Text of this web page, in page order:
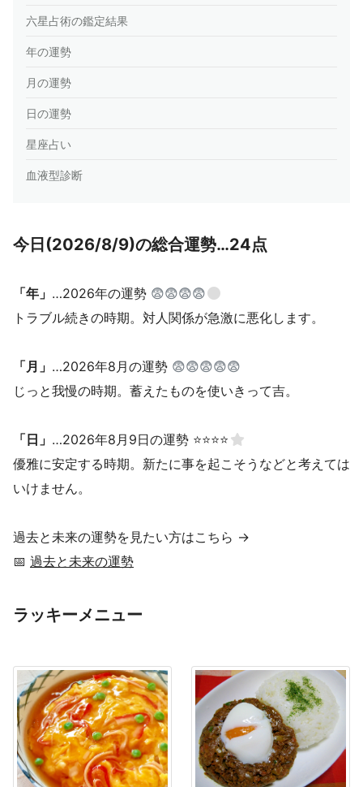
六星占術の鑑定結果
年の運勢
月の運勢
日の運勢
星座占い
血液型診断
今日(2026/8/9)の総合運勢…24点
「年」 …2026年の運勢 😨😨😨😨
トラブル続きの時期。対人関係が急激に悪化します。
「月」 …2026年8月の運勢 😨😨😨😨😨
じっと我慢の時期。蓄えたものを使いきって吉。
「日」 …2026年8月9日の運勢 ⭐⭐⭐⭐
優雅に安定する時期。新たに事を起こそうなどと考えては
いけません。
過去と未来の運勢を見たい方はこちら →
📅 過去と未来の運勢
ラッキーメニュー